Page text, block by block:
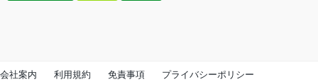
会社案内 利用規約 免責事項
プライバシーポリシー